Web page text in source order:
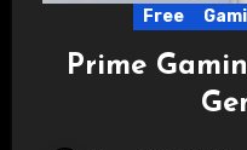
Free
Prime